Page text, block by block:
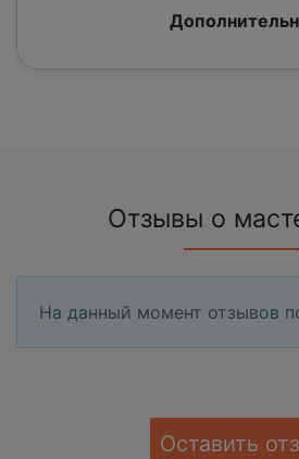
Отзывы о
На данный момент отзывов
Оставить